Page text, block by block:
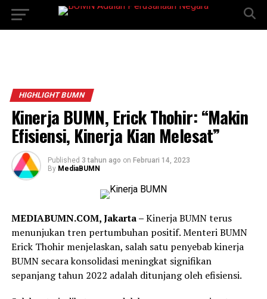
HIGHLIGHT BUMN
Kinerja BUMN, Erick Thohir: “Makin
Efisiensi, Kinerja Kian Melesat”
Published 3 tahun ago on Februari 14, 2023
By MediaBUMN
MEDIABUMN.COM, Jakarta –Kinerja BUMN terus
menunjukan tren pertumbuhan positif. Menteri BUMN
Erick Thohir menjelaskan, salah satu penyebab kinerja
BUMN secara konsolidasi meningkat signifikan
sepanjang tahun 2022 adalah ditunjang oleh efisiensi.